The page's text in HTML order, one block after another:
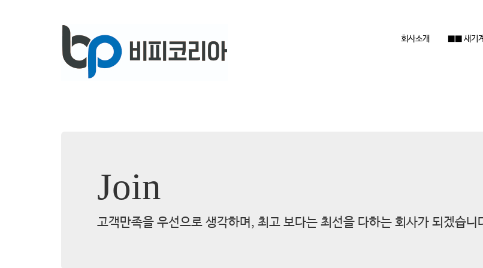
회사소개 ■■ 새기
Join
고객만족을 우선으로 생각하며, 최고 보다는 최선을 다하는 회사가 되겠습니